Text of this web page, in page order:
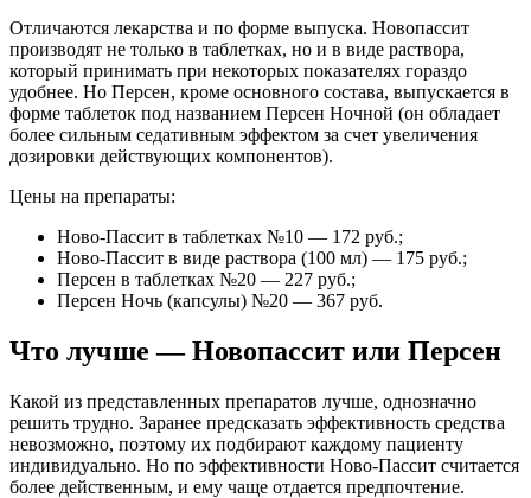
Отличаются лекарства и по форме выпуска. Новопассит
производят не только в таблетках, но и в виде раствора,
который принимать при некоторых показателях гораздо
удобнее. Но Персен, кроме основного состава, выпускается в
форме таблеток под названием Персен Ночной (он обладает
более сильным седативным эффектом за счет увеличения
дозировки действующих компонентов).
Цены на препараты:
Ново-Пассит в таблетках №10 — 172 руб.;
Ново-Пассит в виде раствора (100 мл) — 175 руб.;
Персен в таблетках №20 — 227 руб.;
Персен Ночь (капсулы) №20 — 367 руб.
Что лучше — Новопассит или Персен
Какой из представленных препаратов лучше, однозначно
решить трудно. Заранее предсказать эффективность средства
невозможно, поэтому их подбирают каждому пациенту
индивидуально. Но по эффективности Ново-Пассит считается
более действенным, и ему чаще отдается предпочтение.